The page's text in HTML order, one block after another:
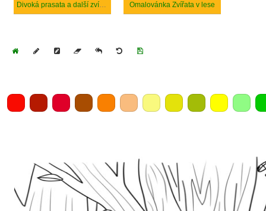
Divoká prasata a další zvířata v lese Omalovánka Zvířata v lese